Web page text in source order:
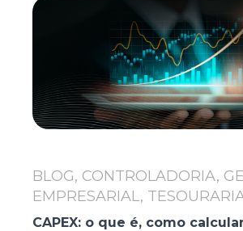
BLOG, CONTROLADORIA,
EMPRESARIAL,
CAPEX: o que é, como